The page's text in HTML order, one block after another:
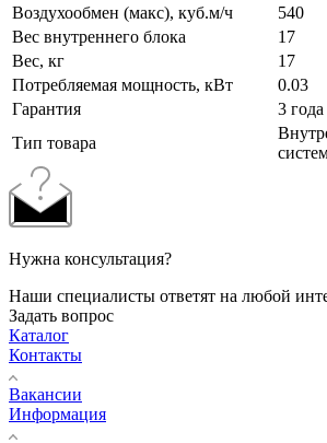
Воздухообмен (макс), куб.м/ч
540
Вес внутреннего блока
17
Вес, кг
17
Потребляемая мощность, кВт
0.03
Гарантия
3 года
Тип товара
Нужна консультация?
Наши специалисты ответят на любой
Задать вопрос
Каталог
Контакты
Вакансии
Информация